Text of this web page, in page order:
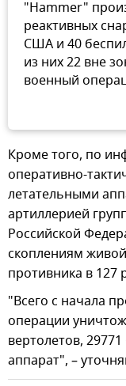
"Hammer"
реактивных
США и 40
из них 22 вне
военный
Кроме того, по
оперативно-
летательными
артиллерией
Российской
скоплениям
противника в 127
"Всего с начала
операции
вертолетов,
аппарат", –